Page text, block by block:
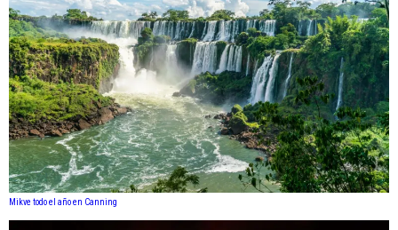
Mikve todo el año en Canning